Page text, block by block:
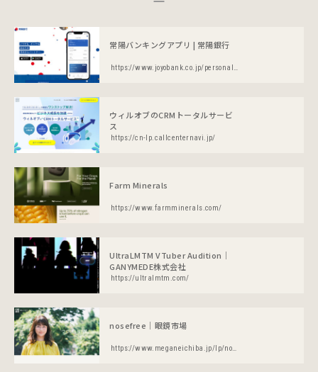
常陽バンキングアプリ | 常陽銀行
https://www.joyobank.co.jp/personal/service/bankapp/service.html
ウィルオブのCRMトータルサービ
ス
https://cn-lp.callcenternavi.jp/
Farm Minerals
https://www.farmminerals.com/
UltraLMTM VTuber Audition｜
GANYMEDE株式会社
https://ultralmtm.com/
nosefree｜眼鏡市場
https://www.meganeichiba.jp/lp/nosefree2022/